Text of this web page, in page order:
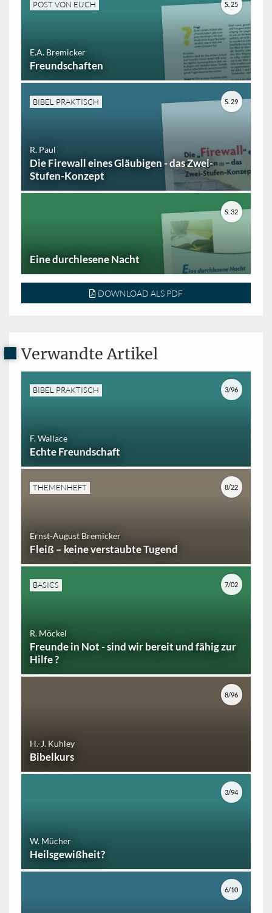
POST VON EUCH
E.A. Bremicker
Freundschaften
S. 25
BIBEL PRAKTISCH
R. Paul
Die Firewall eines Gläubigen - das Zwei-
Stufen-Konzept
S. 29
Eine durchlesene Nacht
S. 32
DOWNLOAD ALS PDF
Verwandte Artikel
BIBEL PRAKTISCH
F. Wallace
Echte Freundschaft
3/96
THEMENHEFT
Ernst-August Bremicker
Fleiß – keine verstaubte Tugend
8/22
BASICS
R. Möckel
Freunde in Not - sind wir bereit und fähig zur
Hilfe ?
7/02
H.-J. Kuhley
Bibelkurs
8/96
W. Mücher
Heilsgewißheit?
3/94
6/10